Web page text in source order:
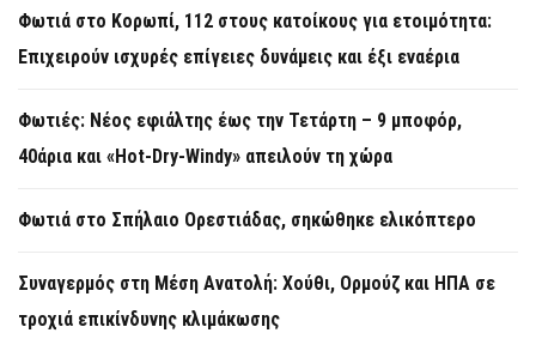
Φωτιά στο Κορωπί, 112 στους κατοίκους για ετοιμότητα:
Επιχειρούν ισχυρές επίγειες δυνάμεις και έξι εναέρια
Φωτιές: Νέος εφιάλτης έως την Τετάρτη – 9 μποφόρ,
40άρια και «Hot-Dry-Windy» απειλούν τη χώρα
Φωτιά στο Σπήλαιο Ορεστιάδας, σηκώθηκε ελικόπτερο
Συναγερμός στη Μέση Ανατολή: Χούθι, Ορμούζ και ΗΠΑ σε
τροχιά επικίνδυνης κλιμάκωσης